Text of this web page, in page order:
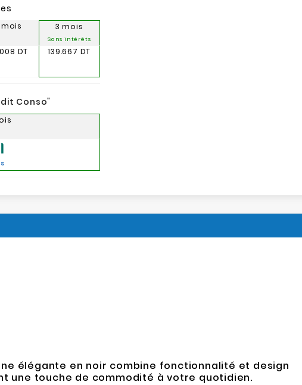
DT
3 mois
Sans intérêts
139.667 DT
Conso"
élégante en noir combine fonctionnalité et design
une touche de commodité à votre quotidien.